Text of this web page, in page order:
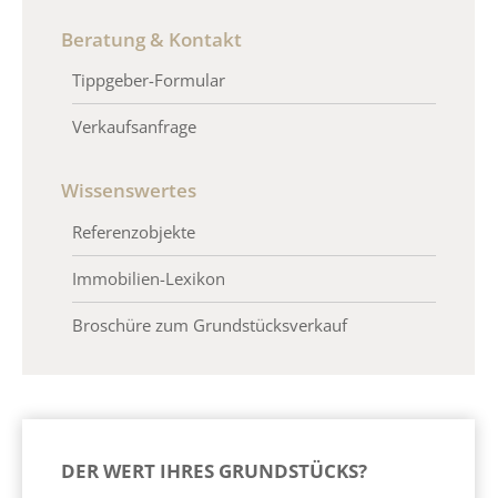
Beratung & Kontakt
Tippgeber-Formular
Verkaufsanfrage
Wissenswertes
Referenzobjekte
Immobilien-Lexikon
Broschüre zum Grundstücksverkauf
DER WERT IHRES GRUNDSTÜCKS?